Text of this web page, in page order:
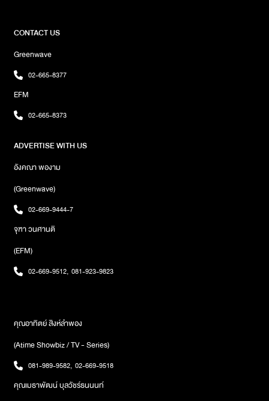
อย่างลืมว่านายเป็นใคร รักนายในแบบที่นายเป็นนะ และอีกอย่างหนึ่งนะ
เลย”ข้อความดังกล่าวก็ถูกแฟน ๆ นำไปแชร์ต่อเพื่อแบ่งปันโมเมนต์สุด
อบอุ่นนี้ โดยเฉพาะบรรดาอากาเซ่ที่เห็นแล้วถึงกับน้ำตาซึม ประทับใจใน
BamBam
CONTACT US
Greenwave
02-665-8377
EFM
02-665-8373
ADVERTISE WITH US
อังคณา พองาม
(Greenwave)
02-669-9444-7
จุฑา วนศานติ
(EFM)
02-669-9512, 081-923-9823
คุณอาทิตย์ สิงห์ลำพอง
(Atime Showbiz / TV - Series)
081-989-9582, 02-669-9518
คุณเมธาพัฒน์ บุลวัชร์ธนนนท์